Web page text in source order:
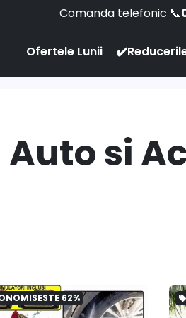
Comanda telefonic 📞
Ofertele Lunii
Auto si
62% local_offer